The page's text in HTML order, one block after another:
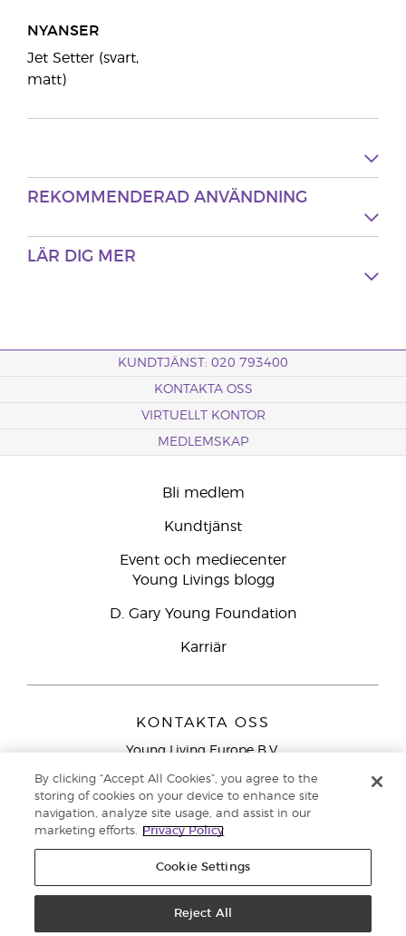
NYANSER
Jet Setter (svart,
matt)
REKOMMENDERAD ANVÄNDNING
LÄR DIG MER
KUNDTJÄNST: 020 793400
KONTAKTA OSS
VIRTUELLT KONTOR
MEDLEMSKAP
Bli medlem
Kundtjänst
Event och mediecenter
Young Livings blogg
D. Gary Young Foundation
Karriär
KONTAKTA OSS
Young Living Europe B.V.
9727 AJ Groningen
Nederländerna
Kundtjänst – Avgiftsfritt lokalsamtal (ej från
mobiltelefon):020 793400
Sekretess
By clicking “Accept All Cookies”, you agree to the
storing of cookies on your device to enhance site
navigation, analyze site usage, and assist in our
marketing efforts.
Privacy Policy
Cookie Settings
Reject All